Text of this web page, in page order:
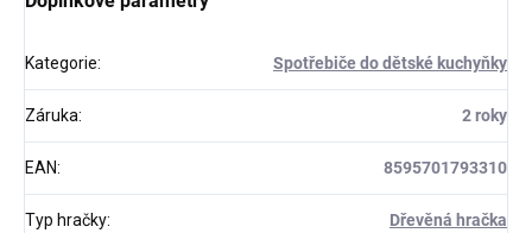
Kategorie: Spotřebiče do dětské kuchyňky
Záruka: 2 roky
EAN: 8595701793310
Typ hračky: Dřevěná hračka